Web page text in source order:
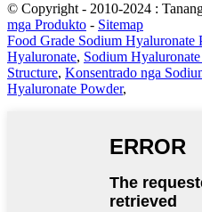
© Copyright - 2010-2024 :
mga Produkto - Sitemap
Food Grade Sodium Hyaluronate
Hyaluronate, Sodium
Structure, Konsentrado nga
Hyaluronate Powder,